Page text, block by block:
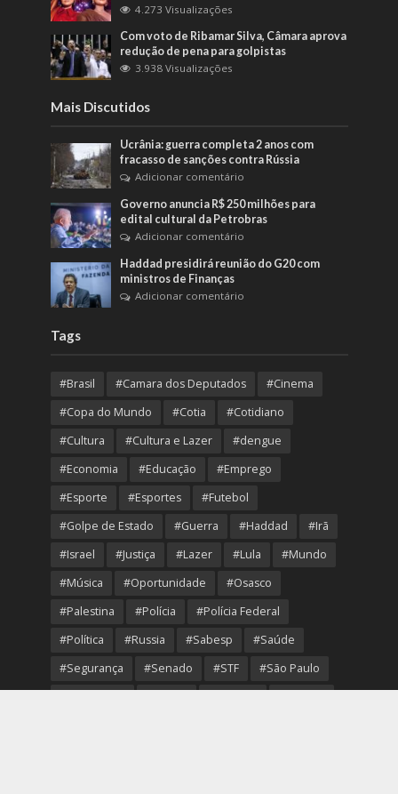
4.273 Visualizações
Com voto de Ribamar Silva, Câmara aprova
redução de pena para golpistas
3.938 Visualizações
Mais Discutidos
Ucrânia: guerra completa 2 anos com
fracasso de sanções contra Rússia
Adicionar comentário
Governo anuncia R$ 250 milhões para
edital cultural da Petrobras
Adicionar comentário
Haddad presidirá reunião do G20 com
ministros de Finanças
Adicionar comentário
Tags
#Brasil #Camara dos Deputados
#Cinema
#Copa do Mundo
#Cotia
#Cotidiano
#Cultura
#Cultura e Lazer
#dengue
#Economia
#Educação
#Emprego
#Esporte
#Esportes
#Futebol
#Golpe de Estado
#Guerra #Haddad
#Irã
#Israel
#Justiça #Lazer #Lula
#Mundo
#Música
#Oportunidade
#Osasco
#Palestina
#Polícia
#Polícia Federal
#Política
#Russia #Sabesp
#Saúde
#Segurança
#Senado #STF
#São Paulo